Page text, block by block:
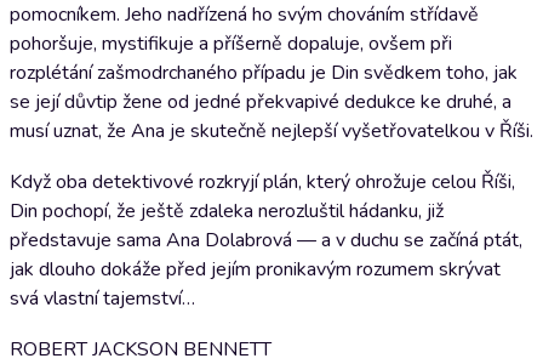
pomocníkem. Jeho nadřízená ho svým chováním střídavě
pohoršuje, mystifikuje a příšerně dopaluje, ovšem při
rozplétání zašmodrchaného případu je Din svědkem toho, jak
se její důvtip žene od jedné překvapivé dedukce ke druhé, a
musí uznat, že Ana je skutečně nejlepší vyšetřovatelkou v Říši.
Když oba detektivové rozkryjí plán, který ohrožuje celou Říši,
Din pochopí, že ještě zdaleka nerozluštil hádanku, již
představuje sama Ana Dolabrová — a v duchu se začíná ptát,
jak dlouho dokáže před jejím pronikavým rozumem skrývat
svá vlastní tajemství…
ROBERT JACKSON BENNETT